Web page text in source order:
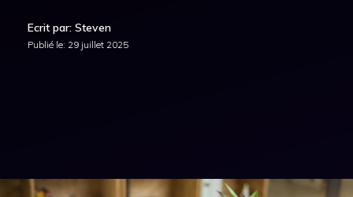
Ecrit par: Steven
Publié le: 29 juillet 2025